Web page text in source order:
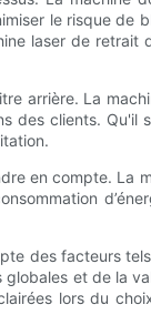
le risque de
laser de retrait
arrière. La
des clients. Qu'il
en compte. La
des facteurs
et de la
lors du